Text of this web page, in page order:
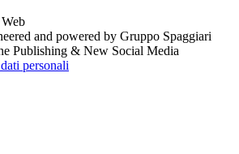
and powered by Gruppo Spaggiari
Publishing & New Social Media
personali